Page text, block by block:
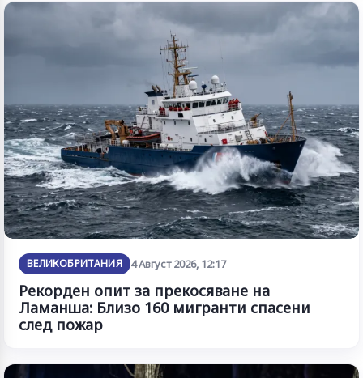
ВЕЛИКОБРИТАНИЯ 4 Август 2026, 12:17
Рекорден опит за прекосяване на
Ламанша: Близо 160 мигранти спасени
след пожар